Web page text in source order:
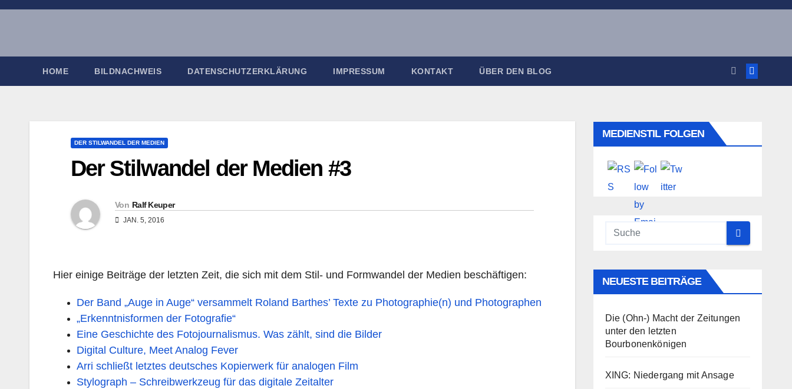
Zum
HOME BILDNACHWEIS DATENSCHUTZERKLÄRUNG IMPRESSUM KONTAKT ÜBER DEN BLOG
DER STILWANDEL DER MEDIEN
Der Stilwandel der Medien #3
Von Ralf Keuper
JAN. 5, 2016
Hier einige Beiträge der letzten Zeit, die sich mit dem Stil- und Formwandel der Medien beschäftigen:
Der Band „Auge in Auge“ versammelt Roland Barthes’ Texte zu Photographie(n) und Photographen
„Erkenntnisformen der Fotografie“
Eine Geschichte des Fotojournalismus. Was zählt, sind die Bilder
Digital Culture, Meet Analog Fever
Arri schließt letztes deutsches Kopierwerk für analogen Film
Stylograph – Schreibwerkzeug für das digitale Zeitalter
MEDIENSTIL FOLGEN
NEUESTE BEITRÄGE
Die (Ohn-) Macht der Zeitungen
unter den letzten
Bourbonenkönigen
XING: Niedergang mit Ansage